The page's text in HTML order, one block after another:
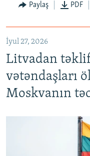
Paylaş PDF
İyul 27, 2026
Litvadan
vətəndaşları
Moskvanın